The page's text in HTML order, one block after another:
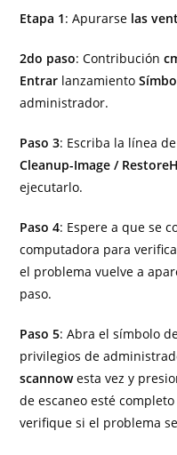
Etapa 1: Apurarse las
2do paso: Contribución
Entrar lanzamiento
administrador.
Paso 3: Escriba la línea
Cleanup-Image /
ejecutarlo.
Paso 4: Espere a que se
computadora para
el problema vuelve a
paso.
Paso 5: Abra el símbolo
privilegios de
scannowesta vez y
de escaneo esté
verifique si el problema